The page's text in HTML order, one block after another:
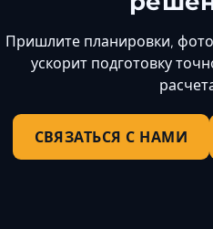
Пришлите планировки,
ускорит подготовку
СВЯЗАТЬСЯ С НАМИ